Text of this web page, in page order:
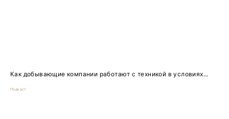
Как добывающие компании работают с техникой в условиях...
Подкаст